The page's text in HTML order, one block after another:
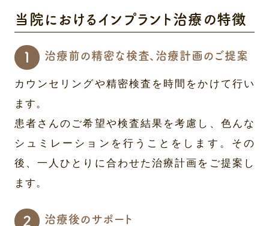
当院におけるインプラント治療の特徴
治療前の精密な検査、治療計画のご提案
カウンセリングや精密検査を時間をかけて行い
ます。
患者さんのご希望や検査結果を考慮し、色んな
シュミレーションを行うことをします。その
後、一人ひとりに合わせた治療計画をご提案し
ます。
治療後のサポート